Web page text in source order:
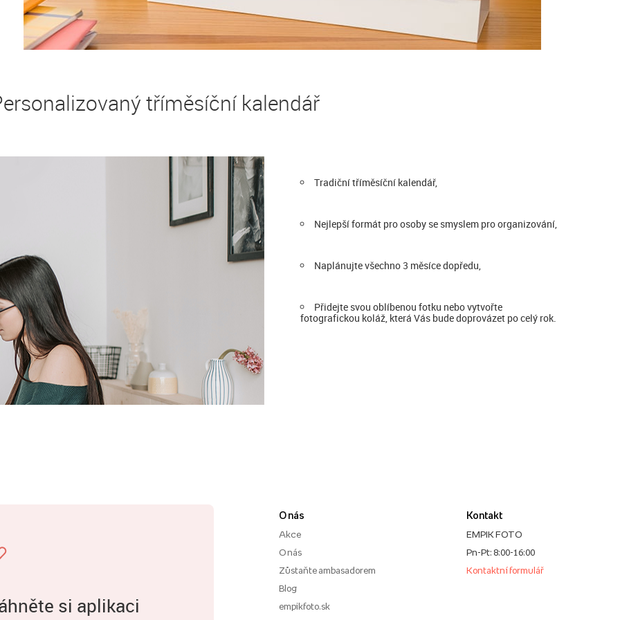
tříměsíční kalendář
Tradiční tříměsíční kalendář,
Nejlepší formát pro osoby se smyslem pro organizování,
Naplánujte všechno 3 měsíce dopředu,
Přidejte svou oblíbenou fotku nebo vytvořte
fotografickou koláž, která Vás bude doprovázet po celý rok.
si aplikaci
O nás
Akce
O nás
Zůstaňte ambasadorem
Blog
empikfoto.sk
Kontakt
EMPIK FOTO
Pn-Pt: 8:00-16:00
Kontaktní formulář